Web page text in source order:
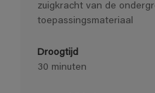
zuigkracht van de
toepassingsmateriaal
Droogtijd
30 minuten